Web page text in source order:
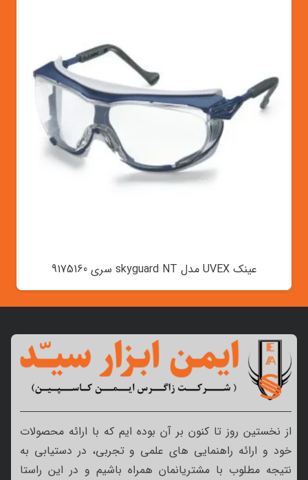
عینک UVEX مدل skyguard NT سری 9175160
از نخستین روز تا کنون بر آن بوده ایم که با ارائه محصولات
خود و ارائه راهنمایی های علمی و تجربی، در دستیابی به
نتیجه مطلوب با مشتریانمان همراه باشیم و در این راستا